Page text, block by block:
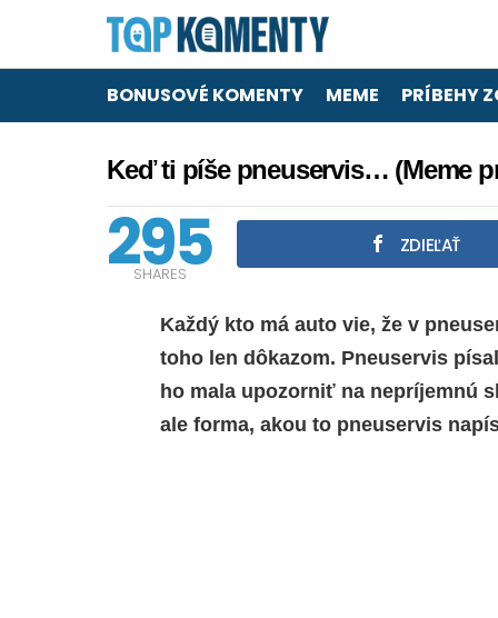
BONUSOVÉ KOMENTY MEME PRÍBEHY
Keď ti píše pneuservis… (Meme
295
SHARES
ZDIEĽAŤ
Každý kto má auto vie, že v
toho len dôkazom. Pneuservis
ho mala upozorniť na nepríjemnú
ale forma, akou to pneuservis